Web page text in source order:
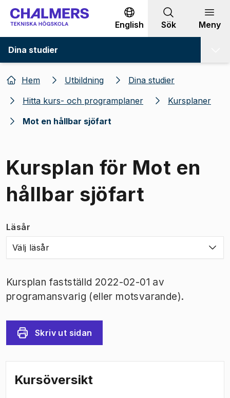
Gå till innehållet
English Sök Meny
Dina studier
Hem Utbildning
Dina studier
Hitta kurs- och programplaner
Kursplaner
Mot en hållbar sjöfart
Kursplan för Mot en
hållbar sjöfart
Läsår
Välj läsår
Kursplan fastställd 2022-02-01 av
programansvarig (eller motsvarande).
Skriv ut sidan
Kursöversikt